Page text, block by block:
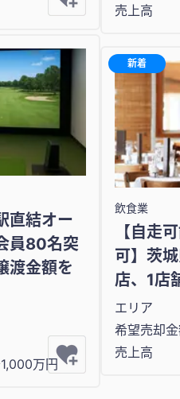
売上高
直結オー
員80名突
渡金額を
万円
新着
飲食業
【自走
可】茨
店、1店
エリア
希望売却
売上高